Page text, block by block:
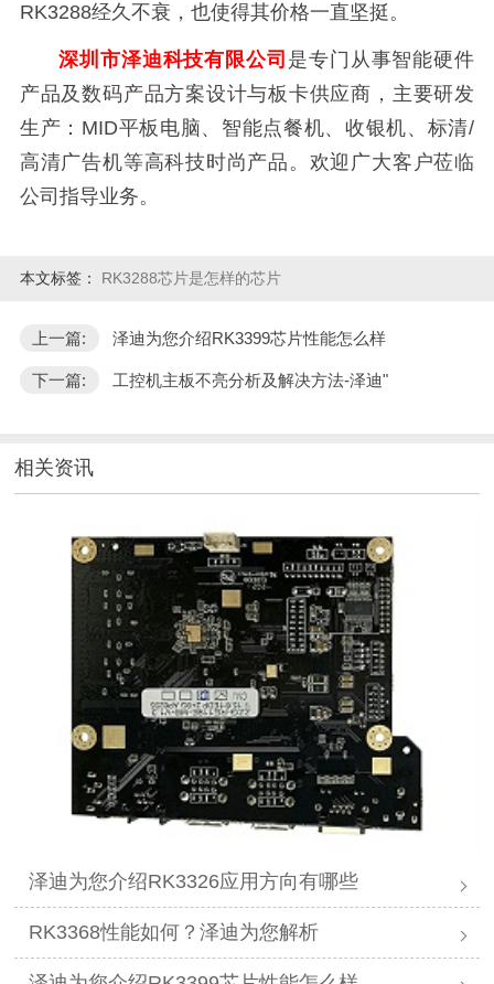
RK3288经久不衰，也使得其价格一直坚挺。
深圳市泽迪科技有限公司 是专门从事智能硬件
产品及数码产品方案设计与板卡供应商，主要研发
生产：MID平板电脑、智能点餐机、收银机、标清/
高清广告机等高科技时尚产品。欢迎广大客户莅临
公司指导业务。
本文标签： RK3288芯片是怎样的芯片
上一篇: 泽迪为您介绍RK3399芯片性能怎么样
下一篇: 工控机主板不亮分析及解决方法-泽迪"
相关资讯
泽迪为您介绍RK3326应用方向有哪些
RK3368性能如何？泽迪为您解析